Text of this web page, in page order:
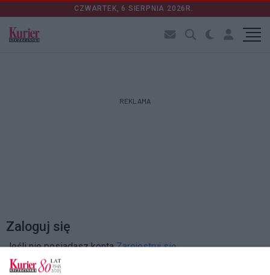
CZWARTEK, 6 SIERPNIA 2026R.
REKLAMA
Zaloguj się
Jeśli nie posiadasz kontaZarejestruj się